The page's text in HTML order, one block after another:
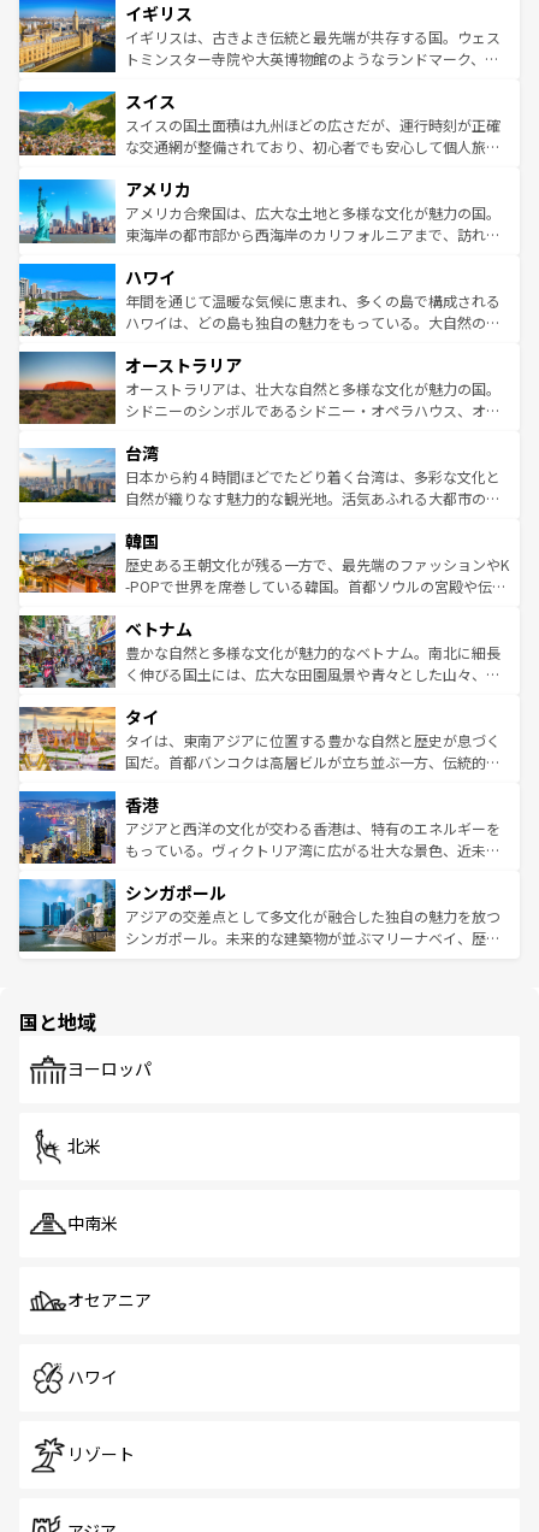
いる。シャンパンの発祥地であるランス、プロヴァンスの
香り高いラベンダー畑など、多彩な楽しみ方が可能だ。さ
らに、パリ以外の地域にも魅力が溢れており、どの街角に
れる地方に足を運ぶとそれぞれで全く異なる文化を体験で
きるだろう。 なお、新着のフランス情報はコンテンツ一覧
を参照してほしい。
顔を持つこの国は、どこを歩いても飽きることがない。ベ
ルリンの文化的活気、バイエルン州のアルプスの絶景、そ
してライン川沿いのワイン畑といった風景は必見。ビール
は、お酒好きな人にはぜひ体験してほしい。 なお、新着の
ドイツ情報はコンテンツ一覧を参照してほしい。
イギリス
イギリスは、古きよき伝統と最先端が共存する国。ウェス
トミンスター寺院や大英博物館のようなランドマーク、歴
リアごとに異なる魅力がある。また、優雅なアフタヌーン
ティー、ビール好きにはたまらない英国パブ、サッカー観
戦など、本場だからこそできる体験も豊富。イギリスを旅
ンツ一覧を参照してほしい。
スイス
スイスの国土面積は九州ほどの広さだが、運行時刻が正確
な交通網が整備されており、初心者でも安心して個人旅行
の建物がそのまま残る町や、スイスならではのユニークな
博物館もあり、アルプス観光だけでなく町歩きも満喫する
ことができる。国民の所得が高いため物価も高いが、旅行
ば市内交通費無料で観光を楽しむこともできる。 なお、新
着のスイス情報はコンテンツ一覧 を参照してほしい。
アメリカ
アメリカ合衆国は、広大な土地と多様な文化が魅力の国。
東海岸の都市部から西海岸のカリフォルニアまで、訪れる
のような巨大都市は、観光、ショッピング、エンターテイ
ンメントが詰まった刺激的なスポットだ。一方、アメリカ
西部には大自然が広がり、グランドキャニオンやイエロー
部のニューオーリンズでは、音楽と美食が融合した独特の
文化が魅力。旅行者はアメリカの各地域で異なる魅力を楽
しみながら、その多様性と豊かな歴史を感じることができ
ならではの贅沢な旅のスタイルだ。 なお、新着のアメリカ
情報はコンテンツ一覧を参照してほしい。
ハワイ
年間を通じて温暖な気候に恵まれ、多くの島で構成される
ハワイは、どの島も独自の魅力をもっている。大自然の神
ワイ島は見逃せない。また、定番の観光地といえばオアフ
島だが、静かな自然を求めるならマウイ島やカウアイ島が
おすすめ。エメラルドグリーンに輝く海をはじめ、豊かな
れるおもてなしの心で訪れる人々を迎えてくれるハワイの
人々、おいしいローカルフードやハワイアンミュージッ
ク、伝統的なフラダンスなど、すべてがハワイの魅力を彩
ワイを、存分に味わってほしい。 なお、新着のハワイ情報
はコンテンツ一覧を参照してほしい。
オーストラリア
オーストラリアは、壮大な自然と多様な文化が魅力の国。
シドニーのシンボルであるシドニー・オペラハウス、オー
リアリーフや大陸中央部にそびえるウルル（エアーズロッ
ク）、タスマニアの美しい原生林やケアンズの熱帯雨林な
ど、見どころがたくさん。また、カフェやワイン、オージ
いる。アクティビティも充実しており、サーフィンやダイ
ビング、ハイキングなど、アウトドア好きにはたまらな
い。オーストラリアの多彩な魅力を存分に味わいつくそ
参照してほしい。
台湾
日本から約４時間ほどでたどり着く台湾は、多彩な文化と
自然が織りなす魅力的な観光地。活気あふれる大都市の台
ン）、静ひつな山岳地帯である台湾東部など、都市の喧騒
と山間の静けさが共存しており、訪れる人に新しい発見と
驚きをもたらしてくれる。また、奥深い台湾の食文化も魅
容にもいいと評判のスイーツなど、バラエティ豊かな料理
が味わえる。 なお、新着の台湾情報は コンテンツ一覧を参
照してほしい。
韓国
歴史ある王朝文化が残る一方で、最先端のファッションやK
-POPで世界を席巻している韓国。首都ソウルの宮殿や伝統
き、地方に足を延ばせば四季折々の自然美を楽しむことが
できる。そして、キムチや焼肉、絶品のストリートフード
まで、さまざまな韓国料理が待っている。夜には、韓国な
リティに包まれながら、韓国の多彩な魅力を心ゆくまで味
わってみてほしい。 なお、新着の韓国情報はコンテンツ一
覧を参照してほしい。
ベトナム
豊かな自然と多様な文化が魅力的なベトナム。南北に細長
く伸びる国土には、広大な田園風景や青々とした山々、世
急速な発展と共に伝統が息づく。ハノイの古い町並みやホ
ーチミン市のフランス統治時代の建物も、独特の雰囲気を
醸し出している。また、バラエティの豊かさとおいしさで
とつ。フォーやバインミー、ベトナムコーヒーなどは、ぜ
ひ現地で味わいたい。どの地域を訪れてもあたたかい人々
が旅行者を迎えてくれるので、きっと忘れられない旅にな
参照してほしい。
タイ
タイは、東南アジアに位置する豊かな自然と歴史が息づく
国だ。首都バンコクは高層ビルが立ち並ぶ一方、伝統的な
の活気が交差している。北部ではチェンマイなどの山岳地
帯で自然と触れ合い、南部ではプーケットやクラビの美し
いビーチでリゾート気分を楽しむことができる。タイ料理
激する。気候は一年中温暖で、どの季節にも異なる楽しみ
が待っている。親しみやすいタイの人々、仏教を中心とし
た文化、そして多様な観光資源が、訪れる旅人を魅了し続
香港
アジアと西洋の文化が交わる香港は、特有のエネルギーを
もっている。ヴィクトリア湾に広がる壮大な景色、近未来
み、どこを訪れても感動するはず。観光スポットが密集し
ており、効率よく見どころを回れるのも魅力。息をのむよ
うな絶景から文化的な体験まで、香港を存分に楽しみ尽く
シンガポール
アジアの交差点として多文化が融合した独自の魅力を放つ
シンガポール。未来的な建築物が並ぶマリーナベイ、歴史
で、ホーカーズは地元の風情を楽しめる外せないスポット
国と地域
ヨーロッパ
北米
中南米
オセアニア
ハワイ
リゾート